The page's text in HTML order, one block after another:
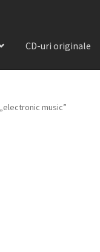
CD-uri originale
music”